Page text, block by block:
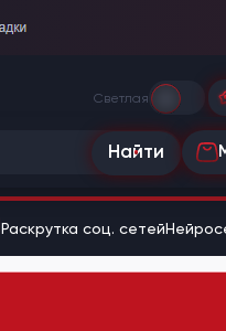
Светлая
Найти
Раскрутка соц. сетей